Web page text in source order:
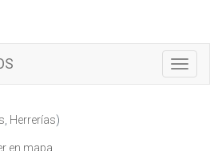
T
o
Herrerías)
en mapa